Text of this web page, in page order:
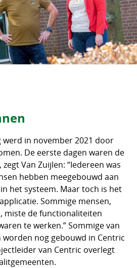
werd in november 2021 door
De eerste dagen waren de
Van Zuijlen: “Iedereen was
hebben meegebouwd aan
het systeem. Maar toch is het
Sommige mensen,
miste de functionaliteiten
te werken.” Sommige van
nog gebouwd in Centric
van Centric overlegt